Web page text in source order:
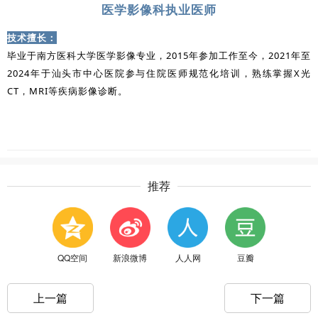
医学影像科执业医师
技术擅长：
毕业于南方医科大学医学影像专业，2015年参加工作至今，2021年至
2024年于汕头市中心医院参与住院医师规范化培训，熟练掌握X光
CT，MRI等疾病影像诊断。
推荐
QQ空间 新浪微博 人人网 豆瓣
上一篇 下一篇